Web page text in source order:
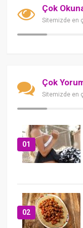
Çok
Sitemizde en
Çok
Sitemizde en
01
02